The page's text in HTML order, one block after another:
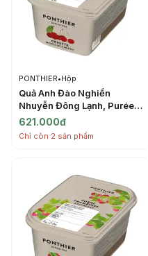
PONTHIER•Hộp
Quả Anh Đào Nghiền
Nhuyễn Đông Lạnh, Purée
Griotte, Frozen Sugared
Morello Cherry, 2.2 lbs
(1kg) - PONTHIER
621.000đ
Chỉ còn 2 sản phẩm